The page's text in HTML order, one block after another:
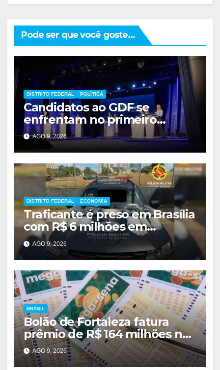
Pode ser que você goste...
DISTRITO FEDERAL POLÍTICA
Candidatos ao GDF se
enfrentam no primeiro
debate de 2026
AGO 9, 2026
DISTRITO FEDERAL ECONOMIA
Traficante é preso em Brasília
com R$ 6 milhões em
metanfetamina
AGO 9, 2026
BRASIL
Bolão de Fortaleza fatura
prêmio de R$ 164 milhões na
Mega-Sena
AGO 9, 2026